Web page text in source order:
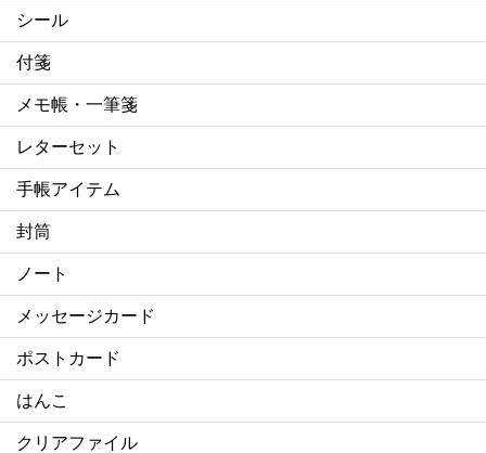
シール
付箋
メモ帳・一筆箋
レターセット
手帳アイテム
封筒
ノート
メッセージカード
ポストカード
はんこ
クリアファイル